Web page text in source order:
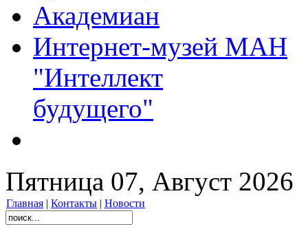
Академиан
Интернет-музей МАН
"Интеллект
будущего"
Пятница 07, Август 2026
Главная | Контакты | Новости